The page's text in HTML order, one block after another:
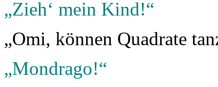
„Zieh‘ mein Kind!“
„Omi, können Quadrate
„Mondrago!“